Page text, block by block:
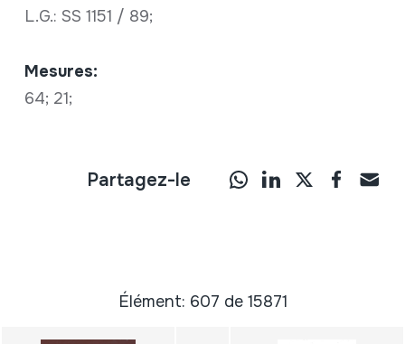
L.G.: SS 1151 / 89;
Mesures:
64; 21;
Partagez-le
Élément: 607 de 15871